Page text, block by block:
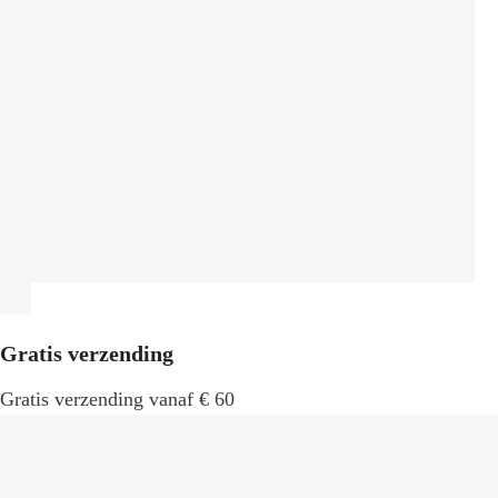
Gratis verzending
Gratis verzending vanaf € 60